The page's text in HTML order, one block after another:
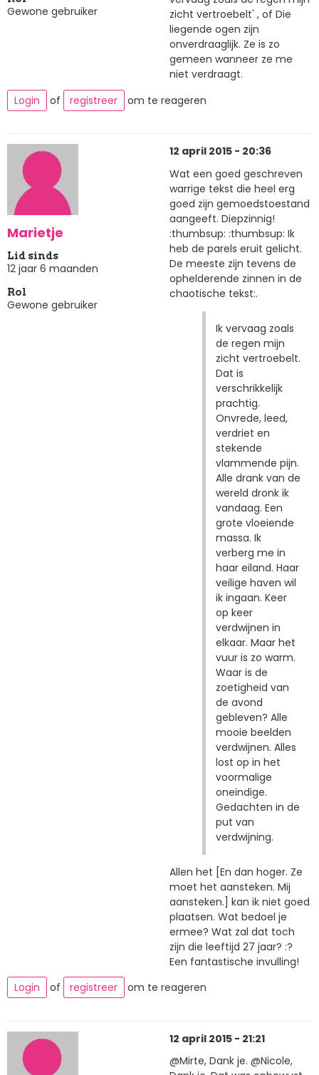
Gewone gebruiker
zicht vertroebelt' , of Die
liegende ogen zijn
onverdraaglijk. Ze is zo
gemeen wanneer ze me
niet verdraagt.
Login
of registreer om te reageren
Marietje
Lid sinds
12 jaar 6 maanden
Rol
Gewone gebruiker
12 april 2015 - 20:36
Wat een goed geschreven
warrige tekst die heel erg
goed zijn gemoedstoestand
aangeeft. Diepzinnig!
:thumbsup: :thumbsup: Ik
heb de parels eruit gelicht.
De meeste zijn tevens de
ophelderende zinnen in de
chaotische tekst:.
Ik vervaag zoals
de regen mijn
zicht vertroebelt.
Dat is
verschrikkelijk
prachtig.
Onvrede, leed,
verdriet en
stekende
vlammende pijn.
Alle drank van de
wereld dronk ik
vandaag. Een
grote vloeiende
massa. Ik
verberg me in
haar eiland. Haar
veilige haven wil
ik ingaan. Keer
op keer
verdwijnen in
elkaar. Maar het
vuur is zo warm.
Waar is de
zoetigheid van
de avond
gebleven? Alle
mooie beelden
verdwijnen. Alles
lost op in het
voormalige
oneindige.
Gedachten in de
put van
verdwijning.
Allen het [En dan hoger. Ze
moet het aansteken. Mij
aansteken.] kan ik niet goed
plaatsen. Wat bedoel je
ermee? Wat zal dat toch
zijn die leeftijd 27 jaar? :?
Een fantastische invulling!
Login
of registreer om te reageren
12 april 2015 - 21:21
@Mirte, Dank je. @Nicole,